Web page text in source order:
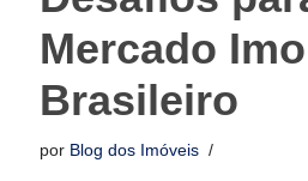
Mercado
Brasileiro
por Blog dos Imóveis